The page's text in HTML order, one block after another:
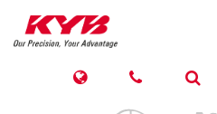
Navigazione